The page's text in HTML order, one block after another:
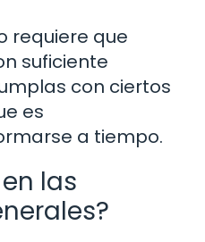
requiere que
suficiente
con ciertos
es
a tiempo.
las